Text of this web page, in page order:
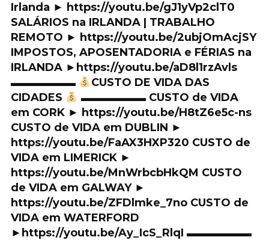
Irlanda ► https://youtu.be/gJ1yVp2clT0
SALÁRIOS na IRLANDA | TRABALHO
REMOTO ► https://youtu.be/2ubjOmAcjSY
IMPOSTOS, APOSENTADORIA e FÉRIAS na
IRLANDA ►https://youtu.be/aD8l1rzAvls
▬▬▬▬▬▬
CUSTO DE VIDA DAS
CIDADES
▬▬▬▬▬▬ CUSTO de VIDA
em CORK ► https://youtu.be/H8tZ6e5c-ns
CUSTO de VIDA em DUBLIN ►
https://youtu.be/FaAX3HXP320 CUSTO de
VIDA em LIMERICK ►
https://youtu.be/MnWrbcbHkQM CUSTO
de VIDA em GALWAY ►
https://youtu.be/ZFDlmke_7no CUSTO de
VIDA em WATERFORD
►https://youtu.be/Ay_IcS_RlqI ▬▬▬▬▬▬